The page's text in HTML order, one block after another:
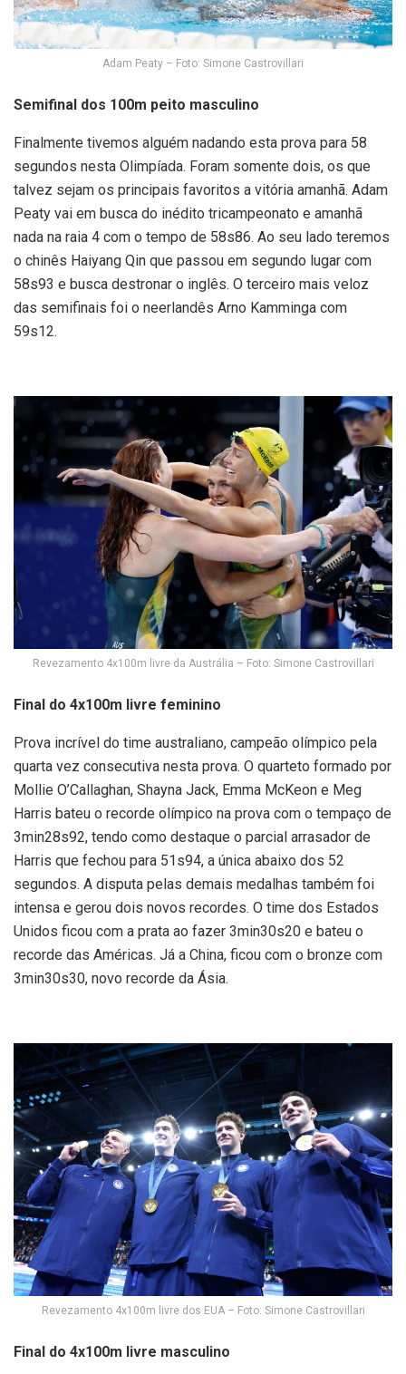
Adam Peaty – Foto: Simone Castrovillari
Semifinal dos 100m peito masculino
Finalmente tivemos alguém nadando esta prova para 58
segundos nesta Olimpíada. Foram somente dois, os que
talvez sejam os principais favoritos a vitória amanhã. Adam
Peaty vai em busca do inédito tricampeonato e amanhã
nada na raia 4 com o tempo de 58s86. Ao seu lado teremos
o chinês Haiyang Qin que passou em segundo lugar com
58s93 e busca destronar o inglês. O terceiro mais veloz
das semifinais foi o neerlandês Arno Kamminga com
59s12.
Revezamento 4x100m livre da Austrália – Foto: Simone Castrovillari
Final do 4x100m livre feminino
Prova incrível do time australiano, campeão olímpico pela
quarta vez consecutiva nesta prova. O quarteto formado por
Mollie O’Callaghan, Shayna Jack, Emma McKeon e Meg
Harris bateu o recorde olímpico na prova com o tempaço de
3min28s92, tendo como destaque o parcial arrasador de
Harris que fechou para 51s94, a única abaixo dos 52
segundos. A disputa pelas demais medalhas também foi
intensa e gerou dois novos recordes. O time dos Estados
Unidos ficou com a prata ao fazer 3min30s20 e bateu o
recorde das Américas. Já a China, ficou com o bronze com
3min30s30, novo recorde da Ásia.
Revezamento 4x100m livre dos EUA – Foto: Simone Castrovillari
Final do 4x100m livre masculino